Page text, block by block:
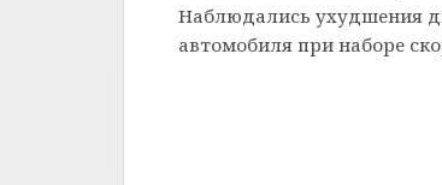
Наблюдались ухудшения
автомобиля при наборе